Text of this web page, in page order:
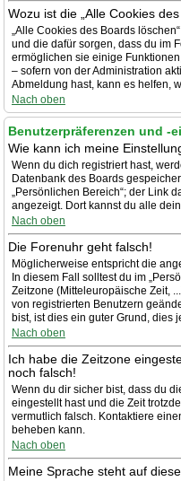
Wozu ist die „Alle Cookies
„Alle Cookies des Boards
und die dafür sorgen, dass du im
ermöglichen sie einige
– sofern von der Administration
Abmeldung hast, kann es helfen,
Nach oben
Benutzerpräferenzen und -
Wie kann ich meine
Wenn du dich registriert hast,
Datenbank des Boards
„Persönlichen Bereich“; der Link
angezeigt. Dort kannst du alle
Nach oben
Die Forenuhr geht falsch!
Möglicherweise entspricht die
In diesem Fall solltest du im
Zeitzone (Mitteleuropäische Zeit,
von registrierten Benutzern
bist, ist dies ein guter Grund, dies
Nach oben
Ich habe die Zeitzone
noch falsch!
Wenn du dir sicher bist, dass du
eingestellt hast und die Zeit
vermutlich falsch. Kontaktiere
beheben kann.
Nach oben
Meine Sprache steht auf